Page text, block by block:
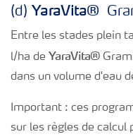
(d) YaraVita®
Entre les stades plein
l/ha de YaraVita®
dans un volume d'eau
Important : ces
sur les règles de calcul